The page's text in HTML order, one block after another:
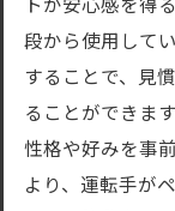
トが安心感を得
段から使用して
することで、見
ることができま
性格や好みを事
より、運転手が